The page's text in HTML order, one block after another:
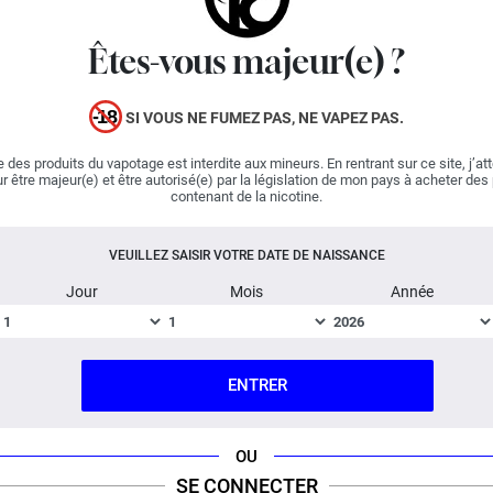
Êtes-vous majeur(e) ?
SI VOUS NE FUMEZ PAS, NE VAPEZ PAS.
des produits du vapotage est interdite aux mineurs. En rentrant sur ce site,
être majeur(e) et être autorisé(e) par la législation de mon pays à acheter des
contenant de la nicotine.
VEUILLEZ SAISIR VOTRE DATE DE NAISSANCE
Jour Mois Année
ENTRER
OU
SE CONNECTER
Mexican Cartel est une marque du groupe Kumulus
LES CONSEILS DE DOSAGE CI-DESSOUS
AJOUTEZ UN PEU D'ARÔME SI VOTRE TAUX DE VG
EST PLUS ÉLEVÉ ET INVERSEMENT.
Temps de Steep : 7 jours
Le Concentré Cassis Framboise Cactus
directement, il est conçu pour être dilué
FICHE TECHNIQUE QUESTION / RÉPONSE